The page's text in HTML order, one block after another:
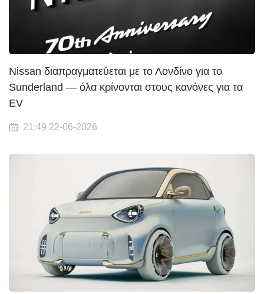
Nissan διαπραγματεύεται με το Λονδίνο για το
Sunderland — όλα κρίνονται στους κανόνες για τα
EV
21:49 22-06-2026